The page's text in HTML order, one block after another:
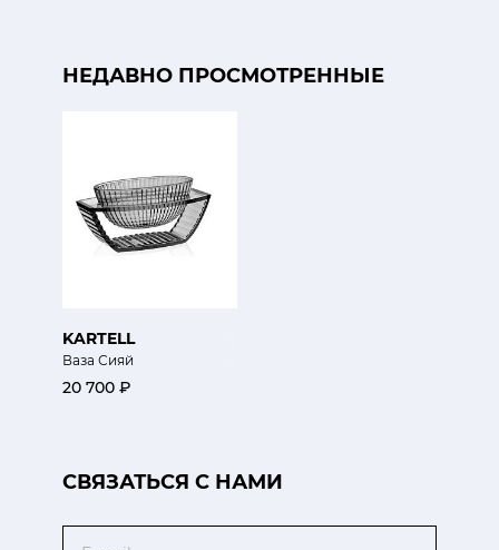
НЕДАВНО ПРОСМОТРЕННЫЕ
KARTELL
Ваза Сияй
20 700 ₽
CВЯЗАТЬСЯ С НАМИ